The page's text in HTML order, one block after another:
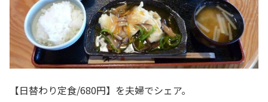
【日替わり定食/680円】を夫婦でシェア。